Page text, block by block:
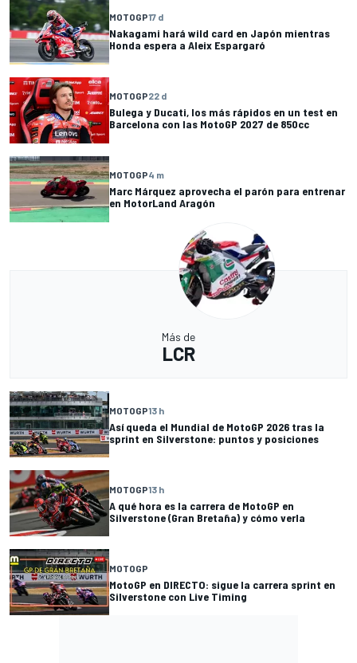
MOTOGP17 d
Nakagami hará wild card en Japón mientras
Honda espera a Aleix Espargaró
MOTOGP22 d
Bulega y Ducati, los más rápidos en un test en
Barcelona con las MotoGP 2027 de 850cc
MOTOGP4 m
Marc Márquez aprovecha el parón para entrenar
en MotorLand Aragón
Más de
LCR
MOTOGP13 h
Así queda el Mundial de MotoGP 2026 tras la
sprint en Silverstone: puntos y posiciones
MOTOGP13 h
A qué hora es la carrera de MotoGP en
Silverstone (Gran Bretaña) y cómo verla
MOTOGP
MotoGP en DIRECTO: sigue la carrera sprint en
Silverstone con Live Timing